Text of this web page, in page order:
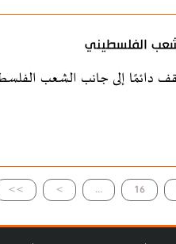
الفلسطيني
دائمًا إلى جانب الشعب
>> > ... 16